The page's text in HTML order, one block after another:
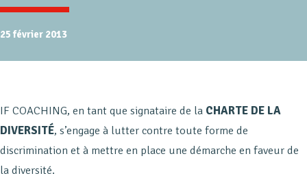
25 février 2013
IF COACHING, en tant que signataire de la CHARTE DE LA
DIVERSITÉ, s’engage à lutter contre toute forme de
discrimination et à mettre en place une démarche en faveur de
la diversité.